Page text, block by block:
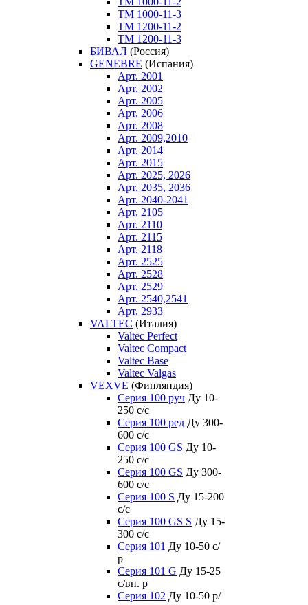
ТM 1000-11-3
ТM 1200-11-2
ТM 1200-11-3
БИВАЛ (Россия)
GENEBRE (Испания)
Арт. 2001
Арт. 2002
Арт. 2005
Арт. 2006
Арт. 2008
Арт. 2009,2010
Арт. 2014
Арт. 2015
Арт. 2025, 2026
Арт. 2035, 2036
Арт. 2040-2041
Арт. 2105
Арт. 2110
Арт. 2115
Арт. 2118
Арт. 2525
Арт. 2528
Арт. 2529
Арт. 2540,2541
Арт. 2933
VALTEC (Италия)
Valtec Perfect
Valtec Compact
Valtec Base
Valtec Valgas
VEXVE (Финляндия)
Серия 100 руч Ду 10-
250 c/c
Серия 100 ред Ду 300-
600 c/c
Серия 100 GS Ду 10-
250 c/c
Серия 100 GS Ду 300-
600 c/c
Серия 100 S Ду 15-200
c/c
Серия 100 GS S Ду 15-
300 c/c
Серия 101 Ду 10-50 с/
р
Серия 101 G Ду 15-25
с/вн. р
Серия 102 Ду 10-50 р/